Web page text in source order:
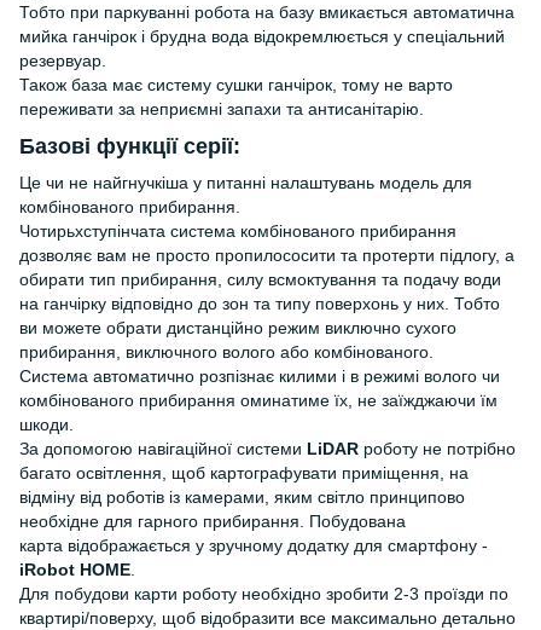
Тобто при паркуванні робота на базу вмикається автоматична
мийка ганчірок і брудна вода відокремлюється у спеціальний
резервуар.
Також база має систему сушки ганчірок, тому не варто
переживати за неприємні запахи та антисанітарію.
Базові функції серії:
Це чи не найгнучкіша у питанні налаштувань модель для
комбінованого прибирання.
Чотирьхступінчата система комбінованого прибирання
дозволяє вам не просто пропилососити та протерти підлогу, а
обирати тип прибирання, силу всмоктування та подачу води
на ганчірку відповідно до зон та типу поверхонь у них. Тобто
ви можете обрати дистанційно режим виключно сухого
прибирання, виключного волого або комбінованого.
Система автоматично розпізнає килими і в режимі волого чи
комбінованого прибирання оминатиме їх, не заїжджаючи їм
шкоди.
За допомогою навігаційної системи LiDAR роботу не потрібно
багато освітлення, щоб картографувати приміщення, на
відміну від роботів із камерами, яким світло принципово
необхідне для гарного прибирання. Побудована
карта відображається у зручному додатку для смартфону -
iRobot HOME
Для побудови карти роботу необхідно зробити 2-3 проїзди по
квартирі/поверху, щоб відобразити все максимально детально